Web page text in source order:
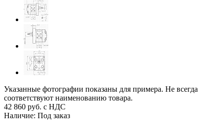
Указанные фотографии показаны для примера. Не всегда
соответствуют наименованию товара.
42 860 руб. с НДС
Наличие: Под заказ